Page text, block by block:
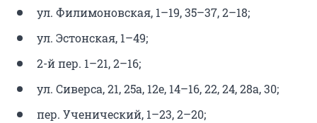
ул. Филимоновская, 1–19, 35–37, 2–18;
ул. Эстонская, 1–49;
2-й пер. 1–21, 2–16;
ул. Сиверса, 21, 25а, 12е, 14–16, 22, 24, 28а, 30;
пер. Ученический, 1–23, 2–20;